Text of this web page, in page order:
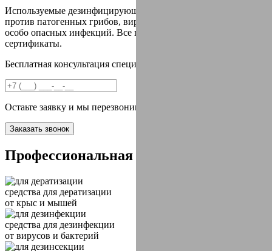
Используемые дезинфицирующие средства эффективны
против патогенных грибов, вирусов, бактерий, возбудителей
особо опасных инфекций. Все препараты имеют необходимые
сертификаты.
Бесплатная консультация специалиста
Остаьте заявку и мы перезвоним вам в течении 2х минут
Заказать звонок
Профессиональная
средства для дератизации
от крыс и мышей
средства для дезинфекции
от вирусов и бактерий